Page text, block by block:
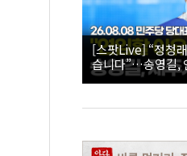
[스팟Live] “정청래 후보 그동안 고생 많이 했
습니다”…송영길, 연임
더불어민주당 당